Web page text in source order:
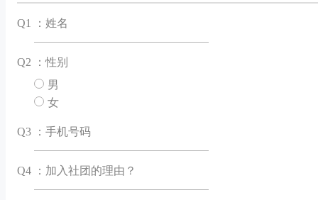
Q1 ：姓名
Q2 ：性别
男
女
Q3 ：手机号码
Q4 ：加入社团的理由？